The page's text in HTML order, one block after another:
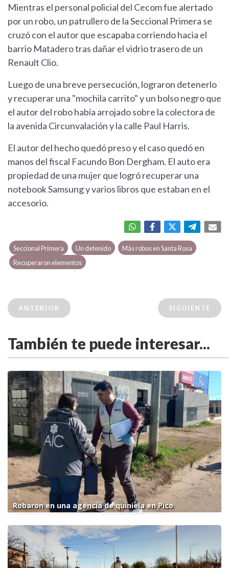
Mientras el personal policial del Cecom fue alertado
por un robo, un patrullero de la Seccional Primera se
cruzó con el autor que escapaba corriendo hacia el
barrio Matadero tras dañar el vidrio trasero de un
Renault Clio.
Luego de una breve persecución, lograron detenerlo
y recuperar una "mochila carrito" y un bolso negro que
el autor del robo había arrojado sobre la colectora de
la avenida Circunvalación y la calle Paul Harris.
El autor del hecho quedó preso y el caso quedó en
manos del fiscal Facundo Bon Dergham. El auto era
propiedad de una mujer que logró recuperar una
notebook Samsung y varios libros que estaban en el
accesorio.
Seccional Primera Un detenido
Más robos en Santa Rosa
Recuperaron elementos
ANTERIOR SIGUIENTE
También te puede interesar...
Robaron en una agencia de quiniela en Pico